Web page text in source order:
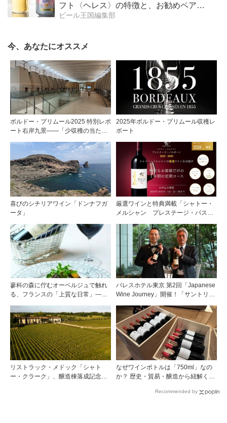
フト〈ヘレス〉の特徴と、お勧めペアリ
ング》
ビール王国編集部
今、あなたにオススメ
ボルドー・プリムール2025 特別レポ
ート右岸九景――「少収穫の当たり
ンテミリオン 有力9シャトー訪問記
2025年ボルドー・プリムール収穫レ
ポート
喜びのシチリアワイン「ドンナフガ
ータ」
厳選ワインと特典満載「シャトー・
メルシャン プレステージ・パスポ
蓼科の森に佇むオーベルジュで触れ
る、フランスの「上質な日常」――
パレスホテル東京 第2回「Japanese
Wine Journey」開催！「サントリー
インメーカー 篠田 健太郎氏が来場
リストラック・メドック「シャト
ー・クラーク」、醸造棟落成記念夕
なぜワインボトルは「750ml」なの
か？ 歴史・貿易・醸造から紐解く4
Recommended by